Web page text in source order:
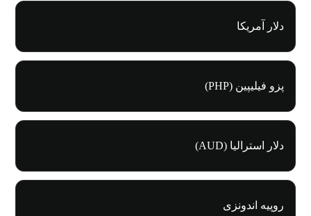
دلار آمریکا
پزو فیلیپین (PHP)
دلار استرالیا (AUD)
روپیه اندونزی